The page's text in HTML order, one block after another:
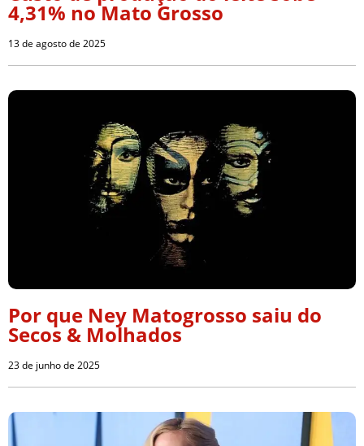
4,31% no Mato Grosso
13 de agosto de 2025
Por que Ney Matogrosso saiu do
Secos & Molhados
23 de junho de 2025